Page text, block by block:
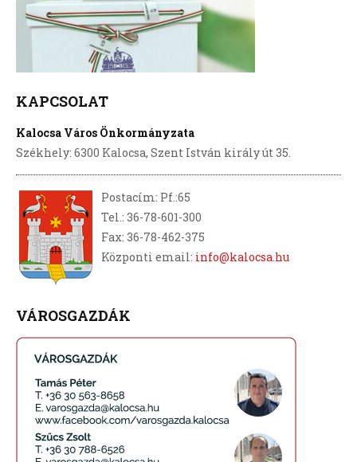
KAPCSOLAT
Kalocsa Város Önkormányzata
Székhely: 6300 Kalocsa, Szent István király út 35.
Postacím: Pf.:65
Tel.: 36-78-601-300
Fax: 36-78-462-375
Központi email: info@kalocsa.hu
VÁROSGAZDÁK